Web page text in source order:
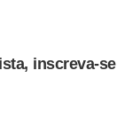
inscreva-se